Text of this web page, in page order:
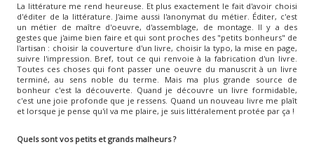
La littérature me rend heureuse. Et plus exactement le fait d'avoir choisi
d'éditer de la littérature. J'aime aussi l'anonymat du métier. Éditer, c'est
un métier de maître d'oeuvre, d'assemblage, de montage. Il y a des
gestes que j'aime bien faire et qui sont proches des "petits bonheurs" de
l'artisan : choisir la couverture d'un livre, choisir la typo, la mise en page,
suivre l'impression. Bref, tout ce qui renvoie à la fabrication d'un livre.
Toutes ces choses qui font passer une oeuvre du manuscrit à un livre
terminé, au sens noble du terme. Mais ma plus grande source de
bonheur c'est la découverte. Quand je découvre un livre formidable,
c'est une joie profonde que je ressens. Quand un nouveau livre me plaît
et lorsque je pense qu'il va me plaire, je suis littéralement protée par ça !
Quels sont vos petits et grands malheurs ?